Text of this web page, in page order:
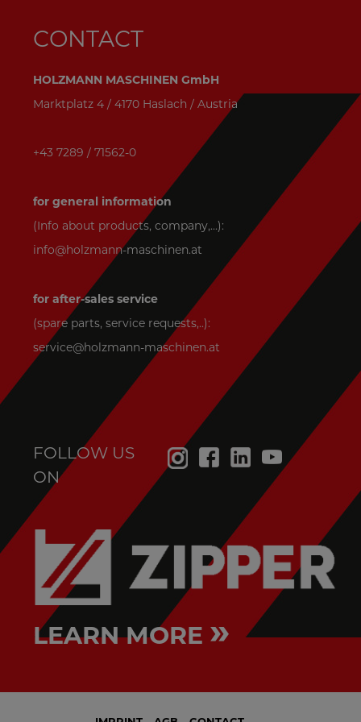
CONTACT
HOLZMANN MASCHINEN GmbH
Marktplatz 4 / 4170 Haslach / Austria
+43 7289 / 71562-0
for general information
(Info about products, company,...):
info@holzmann-maschinen.at
for after-sales service
(spare parts, service requests,..):
service@holzmann-maschinen.at
FOLLOW US
ON
LEARN MORE »